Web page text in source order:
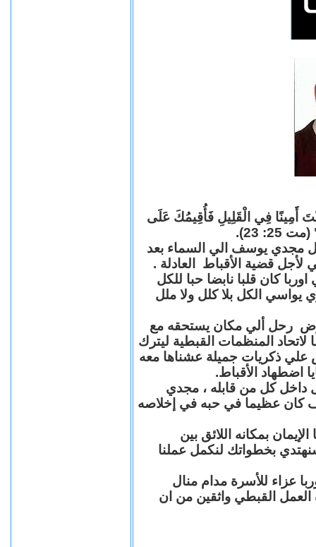
أَمِينًا فِي الْقَلِيلِ فَأُقِيمُكَ عَلَى
23).
مجدي يوسف الي السماء بعد
قضية الأقباط العادلة .
كان قلبا نابضا حبا للكل
يواسي الكل بلا كلل ولا ملل
رحل ألي مكان يستحقه مع
المنظمات القبطية ليترك
علي ذكريات جميلة عشناها معه
اضطهاد الأقباط.
داخل كل من قابله ، مجدي
عظيما في حبه في إخلاصه
بمكانه اللائق بين
بخطواتك لنكمل عملنا
عزاء للأسرة مدام منال
العمل القبطي واثقين من ان